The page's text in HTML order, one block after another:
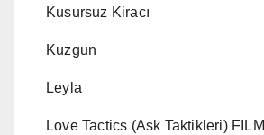
Kusursuz Kiracı
Kuzgun
Leyla
Love Tactics (Ask Taktikleri) FILM